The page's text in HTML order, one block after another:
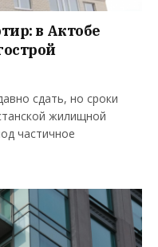
в Актобе
сдать, но сроки
жилищной
частичное